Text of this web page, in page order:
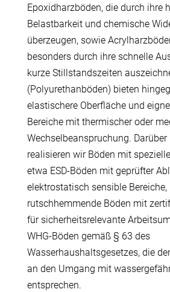
Epoxidharzböden, die durch ihre
Belastbarkeit und chemische
überzeugen, sowie
besonders durch ihre schnelle
kurze Stillstandszeiten
(Polyurethanböden) bieten
elastischere Oberfläche und
Bereiche mit thermischer oder
Wechselbeanspruchung.
realisieren wir Böden mit
etwa ESD-Böden mit geprüfter
elektrostatisch sensible Bereiche,
rutschhemmende Böden mit
für sicherheitsrelevante
WHG-Böden gemäß § 63 des
Wasserhaushaltsgesetzes, die
an den Umgang mit
entsprechen.